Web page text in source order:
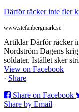
Därför räcker inte fler
www.stefanbergmark.se
Artiklar Därför räcker
Nordström Dagens
soldater. Istället sker
View on Facebook
· Share
Share on Facebook
Share by Email